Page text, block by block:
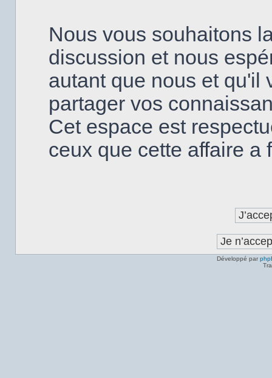
Nous vous souhaitons
discussion et nous
autant que nous et qu'il
partager vos
Cet espace est
ceux que cette affaire a
Développé par